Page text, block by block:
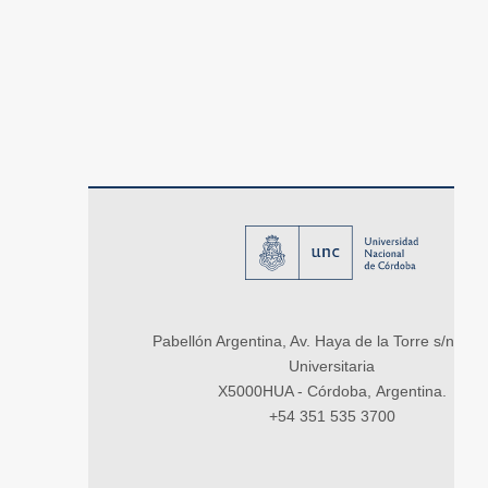
Pabellón Argentina, Av. Haya de la Torre s/n,
Universitaria
X5000HUA - Córdoba, Argentina.
+54 351 535 3700